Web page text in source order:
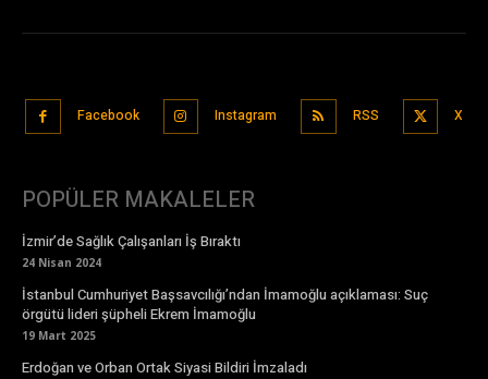
Facebook Instagram RSS X
POPÜLER MAKALELER
İzmir’de Sağlık Çalışanları İş Bıraktı
24 Nisan 2024
İstanbul Cumhuriyet Başsavcılığı’ndan İmamoğlu açıklaması: Suç
örgütü lideri şüpheli Ekrem İmamoğlu
19 Mart 2025
Erdoğan ve Orban Ortak Siyasi Bildiri İmzaladı